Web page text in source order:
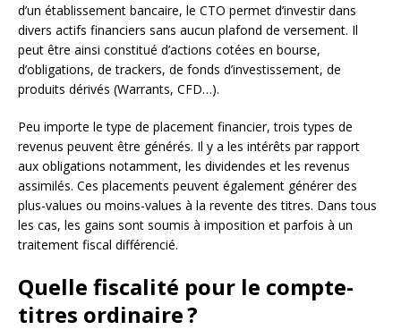
d’un établissement bancaire, le CTO permet d’investir dans
divers actifs financiers sans aucun plafond de versement. Il
peut être ainsi constitué d’actions cotées en bourse,
d’obligations, de trackers, de fonds d’investissement, de
produits dérivés (Warrants, CFD…).
Peu importe le type de placement financier, trois types de
revenus peuvent être générés. Il y a les intérêts par rapport
aux obligations notamment, les dividendes et les revenus
assimilés. Ces placements peuvent également générer des
plus-values ou moins-values à la revente des titres. Dans tous
les cas, les gains sont soumis à imposition et parfois à un
traitement fiscal différencié.
Quelle fiscalité pour le compte-
titres ordinaire ?